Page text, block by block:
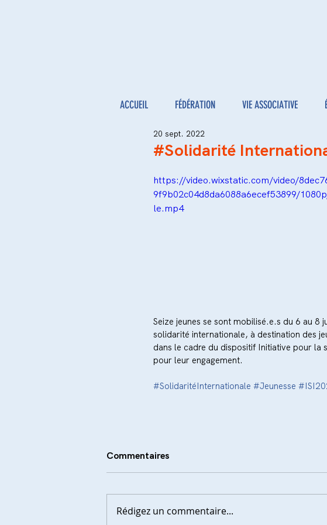
ACCUEIL FÉDÉRATION VIE ASSOCIATIVE
#Solidarité
20 sept. 2022
https://video.wixstatic.com/video/
9f9b02c04d8da6088a6ecef53899/
le.mp4
Seize jeunes se sont mobilisé.e.s du 6 au
solidarité internationale, à destination des
dans le cadre du dispositif Initiative pour la
pour leur engagement.
#SolidaritéInternationale #Jeunesse
Commentaires
Rédigez un commentaire...